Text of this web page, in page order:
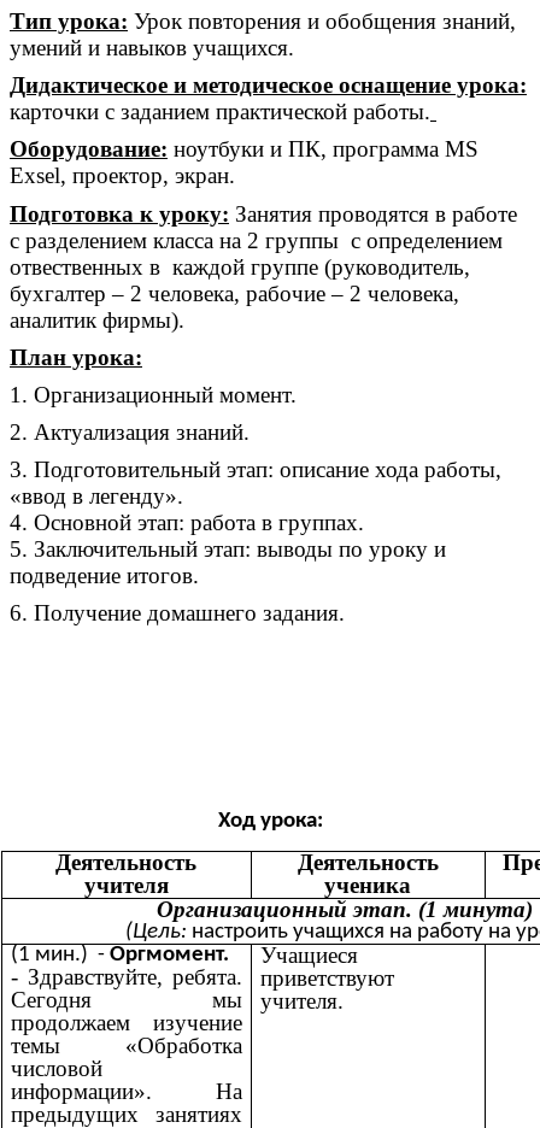
Тип урока: Урок повторения и обобщения знаний,
умений и навыков учащихся.
Дидактическое и методическое оснащение урока:
карточки с заданием практической работы.
Оборудование: ноутбуки и ПК, программа MS
Exsel, проектор, экран.
Подготовка к уроку: Занятия проводятся в работе
с разделением класса на 2 группы с определением
отвественных в каждой группе (руководитель,
бухгалтер – 2 человека, рабочие – 2 человека,
аналитик фирмы).
План урока:
1. Организационный момент.
2. Актуализация знаний.
3. Подготовительный этап: описание хода работы,
«ввод в легенду».
4. Основной этап: работа в группах.
5. Заключительный этап: выводы по уроку и
подведение итогов.
6. Получение домашнего задания.
Ход урока:
Деятельность
учителя
Деятельность
ученика
Организационный этап. (1 минута)
(Цель: настроить учащихся на работу на
(1 мин.) - Оргмомент.
- Здравствуйте, ребята.
Сегодня мы
продолжаем изучение
темы «Обработка
числовой
информации». На
предыдущих занятиях
Учащиеся
приветствуют
учителя.